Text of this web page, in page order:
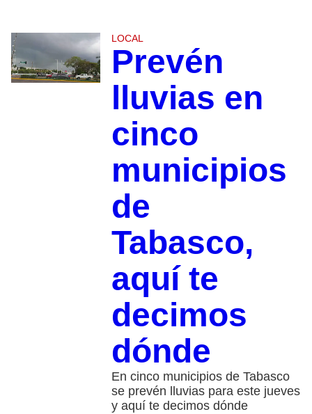
LOCAL
Prevén
lluvias en
cinco
municipios
de
Tabasco,
aquí te
decimos
dónde
En cinco municipios de Tabasco
se prevén lluvias para este jueves
y aquí te decimos dónde